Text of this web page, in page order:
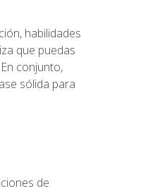
habilidades
que puedas
conjunto,
sólida para
de